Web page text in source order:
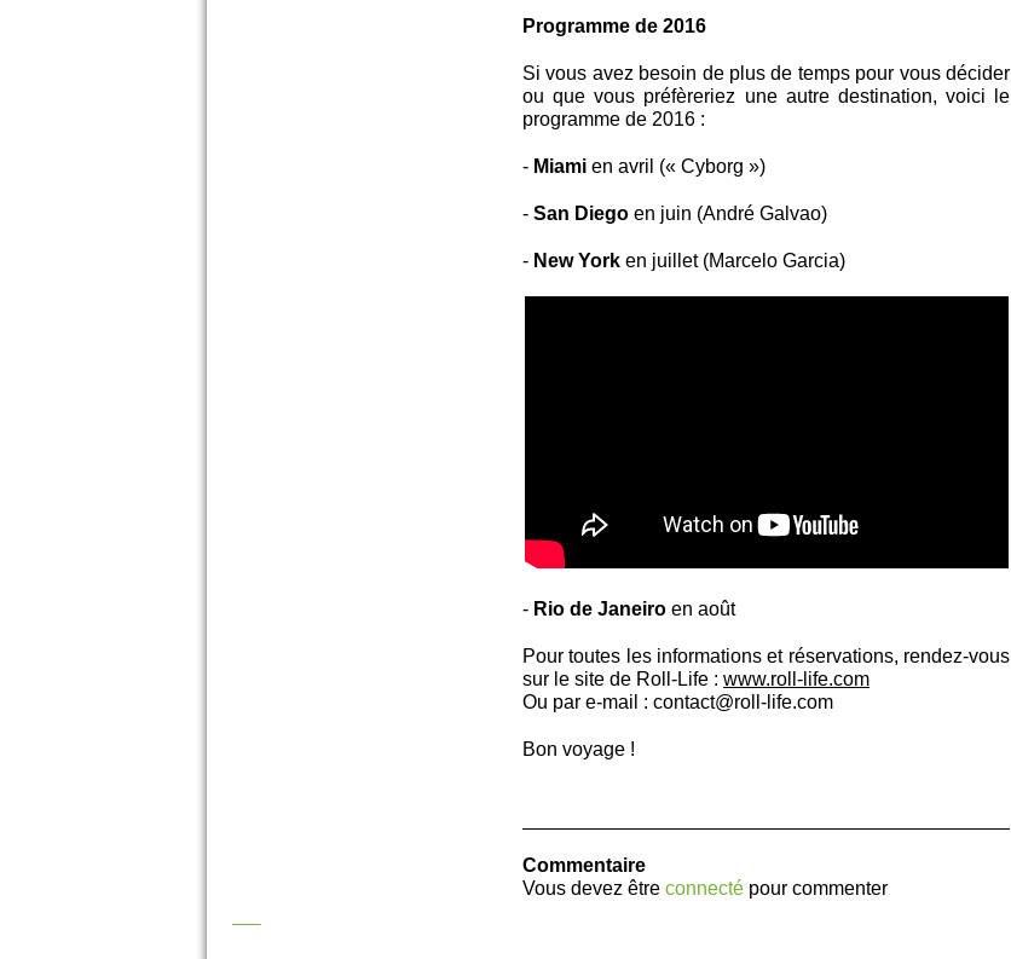
Programme de 2016
Si vous avez besoin de plus de temps pour vous décider
ou que vous préfèreriez une autre destination, voici le
programme de 2016 :
- Miami en avril (« Cyborg »)
- San Diego en juin (André Galvao)
- New York en juillet (Marcelo Garcia)
- Rio de Janeiro en août
Pour toutes les informations et réservations, rendez-vous
sur le site de Roll-Life : www.roll-life.com
Ou par e-mail : contact@roll-life.com
Bon voyage !
Commentaire
Vous devez être connecté pour commenter